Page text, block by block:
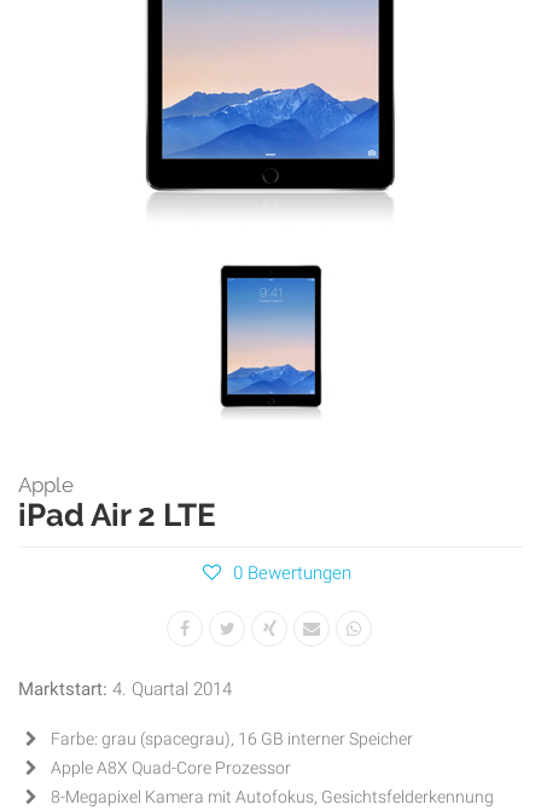
Apple
iPad Air 2 LTE
0 Bewertungen
Marktstart: 4. Quartal 2014
Farbe: grau (spacegrau), 16 GB interner Speicher
Apple A8X Quad-Core Prozessor
8-Megapixel Kamera mit Autofokus, Gesichtsfelderkennung